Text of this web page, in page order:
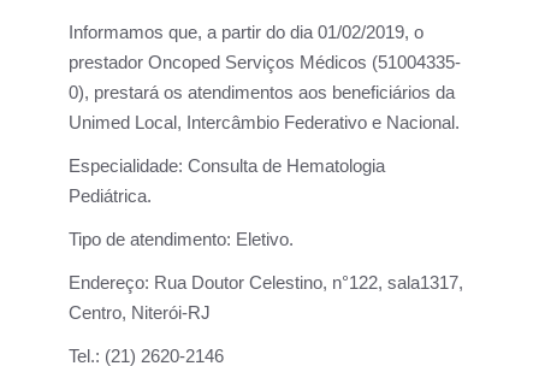
Informamos que, a partir do dia 01/02/2019, o
prestador Oncoped Serviços Médicos (51004335-
0), prestará os atendimentos aos beneficiários da
Unimed Local, Intercâmbio Federativo e Nacional.
Especialidade: Consulta de Hematologia
Pediátrica.
Tipo de atendimento: Eletivo.
Endereço: Rua Doutor Celestino, n°122, sala1317,
Centro, Niterói-RJ
Tel.: (21) 2620-2146